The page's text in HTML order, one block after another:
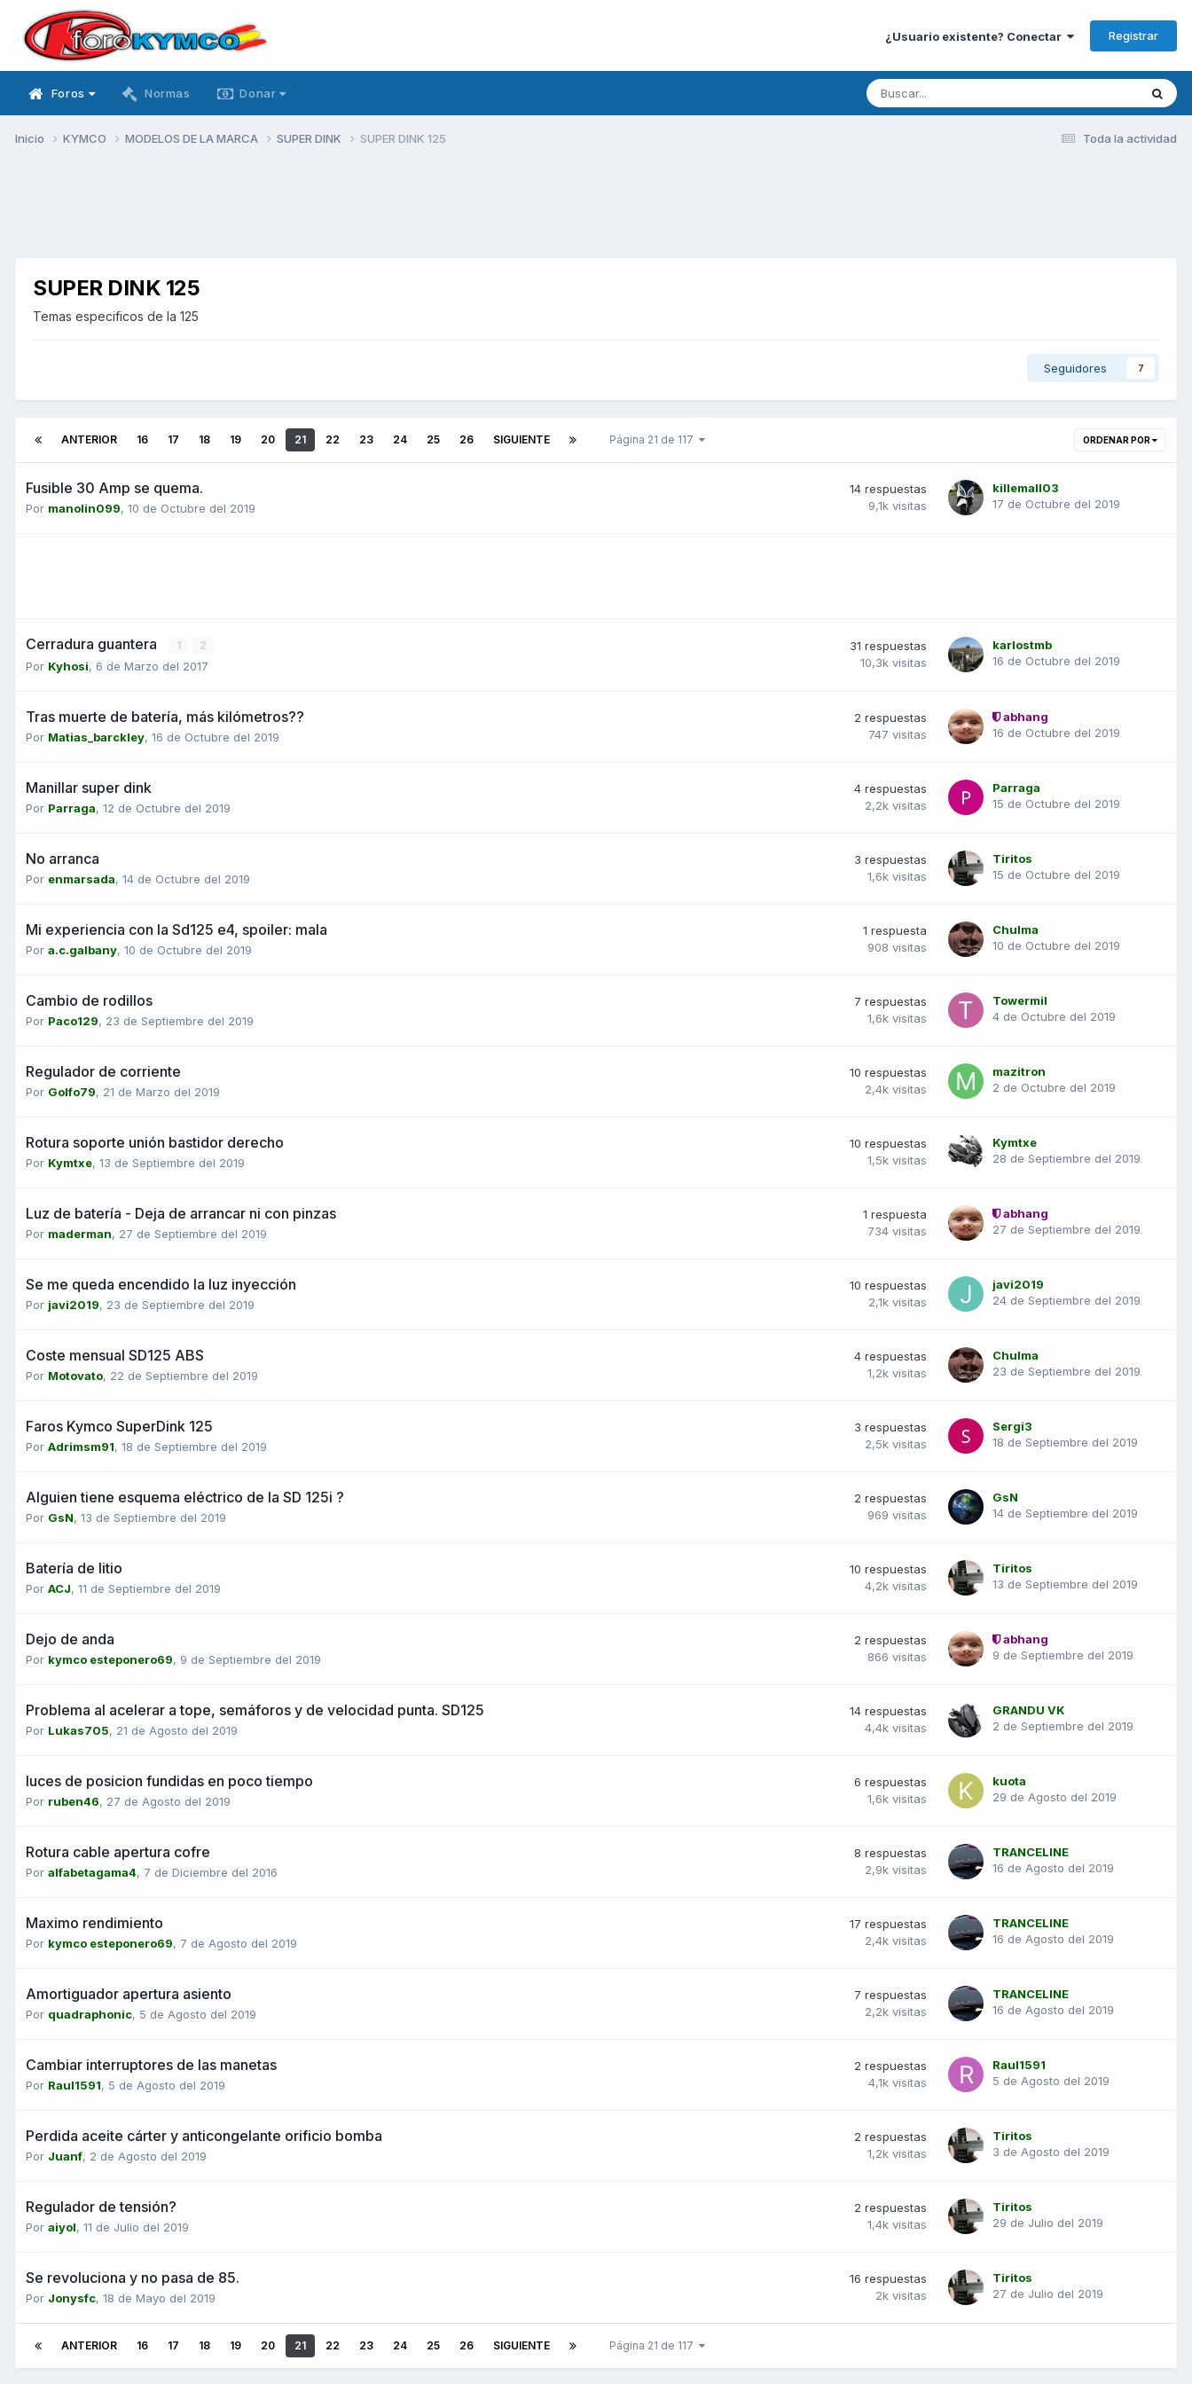
¿Usuario existente? Conectar Registrar
Foros Normas Donar
Toda la actividad
Inicio KYMCO MODELOS DE LA MARCA SUPER DINK SUPER DINK 125
SUPER DINK 125
Temas especificos de la 125
Seguidores 7
ORDENAR POR
ANTERIOR 16 17 18 19 20 21 22 23 24 25 26 SIGUIENTE Página 21 de 117
Fusible 30 Amp se quema.
Por manolin099, 10 de Octubre del 2019
14 respuestas
9,1k visitas
killemall03
17 de Octubre del 2019
Cerradura guantera 1 2
Por Kyhosi, 6 de Marzo del 2017
31 respuestas
10,3k visitas
karlostmb
16 de Octubre del 2019
Tras muerte de batería, más kilómetros??
Por Matias_barckley, 16 de Octubre del 2019
2 respuestas
747 visitas
abhang
16 de Octubre del 2019
Manillar super dink
Por Parraga, 12 de Octubre del 2019
4 respuestas
2,2k visitas
Parraga
15 de Octubre del 2019
No arranca
Por enmarsada, 14 de Octubre del 2019
3 respuestas
1,6k visitas
Tiritos
15 de Octubre del 2019
Mi experiencia con la Sd125 e4, spoiler: mala
Por a.c.galbany, 10 de Octubre del 2019
1 respuesta
908 visitas
Chulma
10 de Octubre del 2019
Cambio de rodillos
Por Paco129, 23 de Septiembre del 2019
7 respuestas
1,6k visitas
Towermil
4 de Octubre del 2019
Regulador de corriente
Por Golfo79, 21 de Marzo del 2019
10 respuestas
2,4k visitas
mazitron
2 de Octubre del 2019
Rotura soporte unión bastidor derecho
Por Kymtxe, 13 de Septiembre del 2019
10 respuestas
1,5k visitas
Kymtxe
28 de Septiembre del 2019
Luz de batería - Deja de arrancar ni con pinzas
Por maderman, 27 de Septiembre del 2019
1 respuesta
734 visitas
abhang
27 de Septiembre del 2019
Se me queda encendido la luz inyección
Por javi2019, 23 de Septiembre del 2019
10 respuestas
2,1k visitas
javi2019
24 de Septiembre del 2019
Coste mensual SD125 ABS
Por Motovato, 22 de Septiembre del 2019
4 respuestas
1,2k visitas
Chulma
23 de Septiembre del 2019
Faros Kymco SuperDink 125
Por Adrimsm91, 18 de Septiembre del 2019
3 respuestas
2,5k visitas
Sergi3
18 de Septiembre del 2019
Alguien tiene esquema eléctrico de la SD 125i ?
Por GsN, 13 de Septiembre del 2019
2 respuestas
969 visitas
GsN
14 de Septiembre del 2019
Batería de litio
Por ACJ, 11 de Septiembre del 2019
10 respuestas
4,2k visitas
Tiritos
13 de Septiembre del 2019
Dejo de anda
Por kymco esteponero69, 9 de Septiembre del 2019
2 respuestas
866 visitas
abhang
9 de Septiembre del 2019
Problema al acelerar a tope, semáforos y de velocidad punta. SD125
Por Lukas705, 21 de Agosto del 2019
14 respuestas
4,4k visitas
GRANDU VK
2 de Septiembre del 2019
luces de posicion fundidas en poco tiempo
Por ruben46, 27 de Agosto del 2019
6 respuestas
1,6k visitas
kuota
29 de Agosto del 2019
Rotura cable apertura cofre
Por alfabetagama4, 7 de Diciembre del 2016
8 respuestas
2,9k visitas
TRANCELINE
16 de Agosto del 2019
Maximo rendimiento
Por kymco esteponero69, 7 de Agosto del 2019
17 respuestas
2,4k visitas
TRANCELINE
16 de Agosto del 2019
Amortiguador apertura asiento
Por quadraphonic, 5 de Agosto del 2019
7 respuestas
2,2k visitas
TRANCELINE
16 de Agosto del 2019
Cambiar interruptores de las manetas
Por Raul1591, 5 de Agosto del 2019
2 respuestas
4,1k visitas
Raul1591
5 de Agosto del 2019
Perdida aceite cárter y anticongelante orificio bomba
Por Juanf, 2 de Agosto del 2019
2 respuestas
1,2k visitas
Tiritos
3 de Agosto del 2019
Regulador de tensión?
Por aiyol, 11 de Julio del 2019
2 respuestas
1,4k visitas
Tiritos
29 de Julio del 2019
Se revoluciona y no pasa de 85.
Por Jonysfc, 18 de Mayo del 2019
16 respuestas
2k visitas
Tiritos
27 de Julio del 2019
ANTERIOR 16 17 18 19 20 21 22 23 24 25 26 SIGUIENTE Página 21 de 117